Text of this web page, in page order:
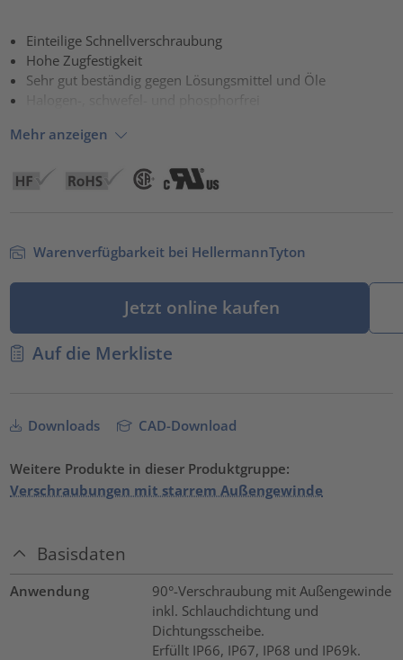
Einteilige Schnellverschraubung
Hohe Zugfestigkeit
Sehr gut beständig gegen Lösungsmittel und Öle
Halogen-, schwefel- und phosphorfrei
Mehr anzeigen
Warenverfügbarkeit bei HellermannTyton
Jetzt online kaufen
Auf die Merkliste
Downloads CAD-Download
Weitere Produkte in dieser Produktgruppe:
Verschraubungen mit starrem Außengewinde
Basisdaten
Anwendung
90°-Verschraubung mit Außengewinde
inkl. Schlauchdichtung und
Dichtungsscheibe.
Erfüllt IP66, IP67, IP68 und IP69k.